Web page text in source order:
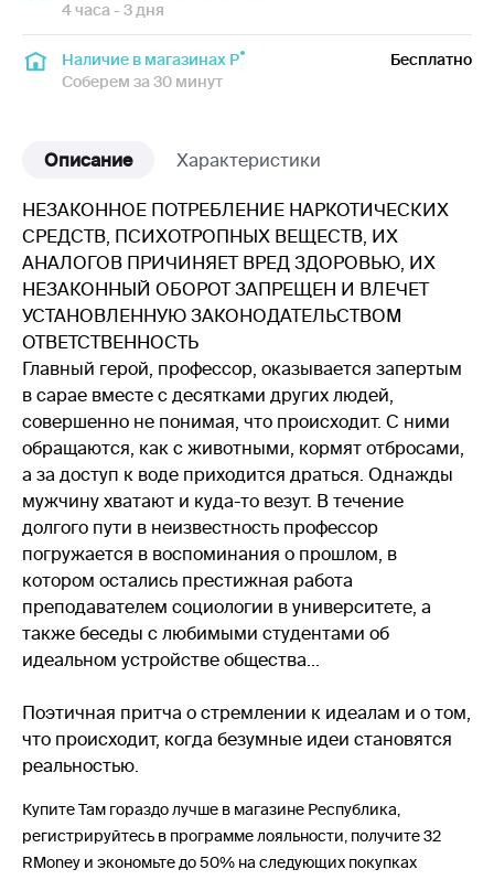
4 часа - 3 дня
Наличие в магазинах Р
Соберем за 30 минут
Бесплатно
Описание Характеристики
НЕЗАКОННОЕ ПОТРЕБЛЕНИЕ НАРКОТИЧЕСКИХ
СРЕДСТВ, ПСИХОТРОПНЫХ ВЕЩЕСТВ, ИХ
АНАЛОГОВ ПРИЧИНЯЕТ ВРЕД ЗДОРОВЬЮ, ИХ
НЕЗАКОННЫЙ ОБОРОТ ЗАПРЕЩЕН И ВЛЕЧЕТ
УСТАНОВЛЕННУЮ ЗАКОНОДАТЕЛЬСТВОМ
ОТВЕТСТВЕННОСТЬ
Главный герой, профессор, оказывается запертым
в сарае вместе с десятками других людей,
совершенно не понимая, что происходит. С ними
обращаются, как с животными, кормят отбросами,
а за доступ к воде приходится драться. Однажды
мужчину хватают и куда-то везут. В течение
долгого пути в неизвестность профессор
погружается в воспоминания о прошлом, в
котором остались престижная работа
преподавателем социологии в университете, а
также беседы с любимыми студентами об
идеальном устройстве общества...
Поэтичная притча о стремлении к идеалам и о том,
что происходит, когда безумные идеи становятся
реальностью.
Купите Там гораздо лучше в магазине Республика,
регистрируйтесь в программе лояльности, получите 32
RMoney и экономьте до 50% на следующих покупках